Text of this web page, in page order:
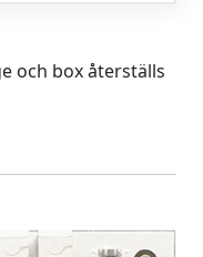
och box återställs